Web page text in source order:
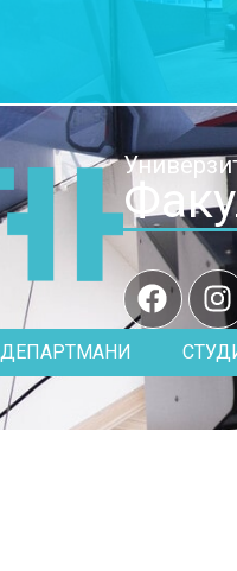
ДЕПАРТМАНИ